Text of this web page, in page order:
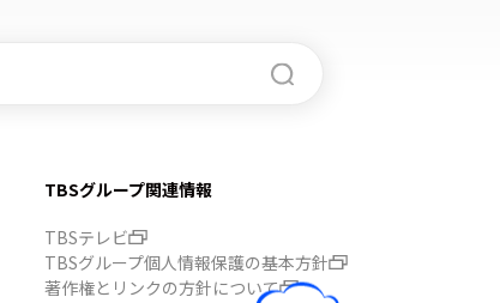
TBSグループ関連情報
TBSテレビ
TBSグループ個人情報保護の基本方針
著作権とリンクの方針について